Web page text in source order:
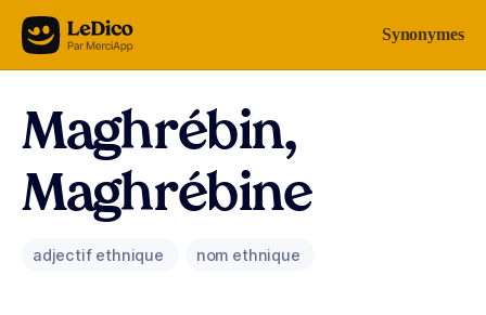
Aller au contenu Synonymes
Maghrébin,
Maghrébine
adjectif ethnique nom ethnique